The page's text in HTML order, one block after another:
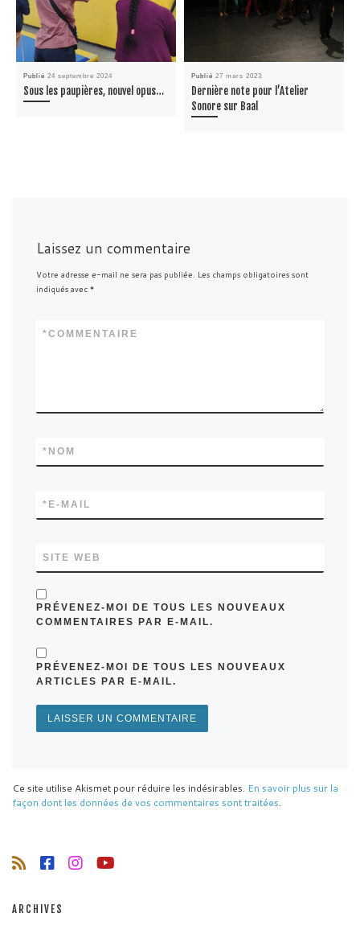
Publié24 septembre 2024
Sous les paupières, nouvel opus…
Publié27 mars 2023
Dernière note pour l’Atelier
Sonore sur Baal
Laissez un commentaire
Votre adresse e-mail ne sera pas publiée. Les champs obligatoires sont
indiqués avec *
COMMENTAIRE
*
NOM
*
E-MAIL
*
SITE WEB
PRÉVENEZ-MOI DE TOUS LES NOUVEAUX
COMMENTAIRES PAR E-MAIL.
PRÉVENEZ-MOI DE TOUS LES NOUVEAUX
ARTICLES PAR E-MAIL.
Ce site utilise Akismet pour réduire les indésirables. En savoir plus sur la
façon dont les données de vos commentaires sont traitées.
ARCHIVES